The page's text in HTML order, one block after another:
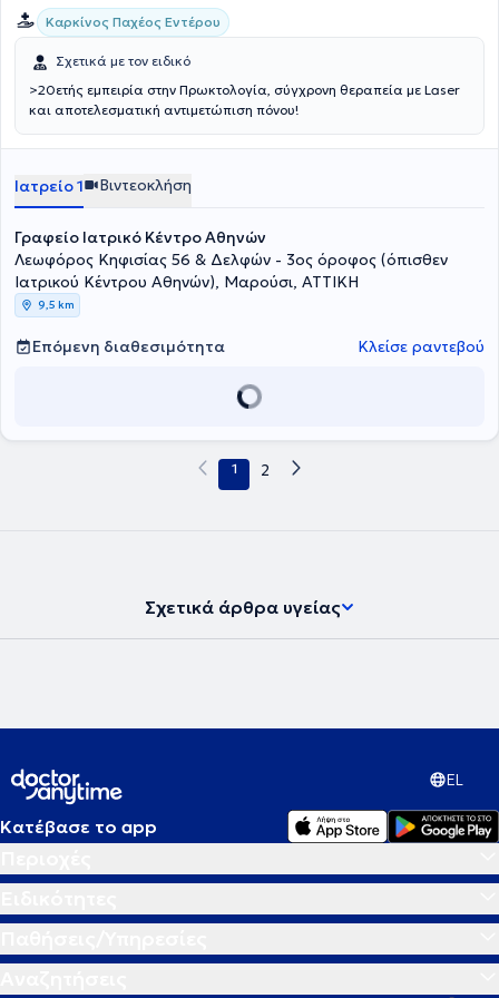
Καρκίνος Παχέος Εντέρου
Σχετικά με τον ειδικό
>20ετής εμπειρία στην Πρωκτολογία, σύγχρονη θεραπεία με Laser
και αποτελεσματική αντιμετώπιση πόνου!
Ιατρείο 1 Βιντεοκλήση
Γραφείο Ιατρικό Κέντρο Αθηνών
Λεωφόρος Κηφισίας 56 & Δελφών - 3ος όροφος (όπισθεν
Ιατρικού Κέντρου Αθηνών), Μαρούσι, ΑΤΤΙΚΗ
9,5 km
Επόμενη διαθεσιμότητα Κλείσε ραντεβού
1 2
Σχετικά άρθρα υγείας
EL
Κατέβασε το app